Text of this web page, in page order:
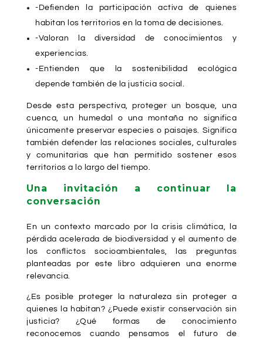
-Defienden la participación activa de quienes
habitan los territorios en la toma de decisiones.
-Valoran la diversidad de conocimientos y
experiencias.
-Entienden que la sostenibilidad ecológica
depende también de la justicia social.
Desde esta perspectiva, proteger un bosque, una
cuenca, un humedal o una montaña no significa
únicamente preservar especies o paisajes. Significa
también defender las relaciones sociales, culturales
y comunitarias que han permitido sostener esos
territorios a lo largo del tiempo.
Una invitación a continuar la
conversación
En un contexto marcado por la crisis climática, la
pérdida acelerada de biodiversidad y el aumento de
los conflictos socioambientales, las preguntas
planteadas por este libro adquieren una enorme
relevancia.
¿Es posible proteger la naturaleza sin proteger a
quienes la habitan? ¿Puede existir conservación sin
justicia? ¿Qué formas de conocimiento
reconocemos cuando pensamos el futuro de